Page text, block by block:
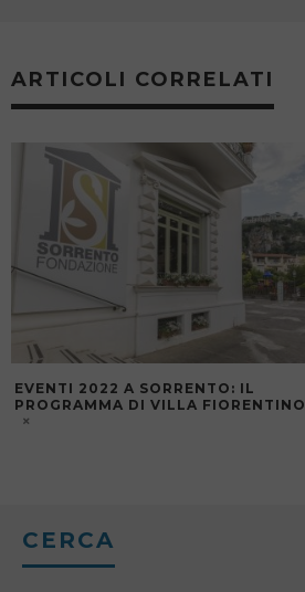
ARTICOLI CORRELATI
EVENTI 2022 A SORRENTO: IL
PROGRAMMA DI VILLA FIORENTINO
CERCA